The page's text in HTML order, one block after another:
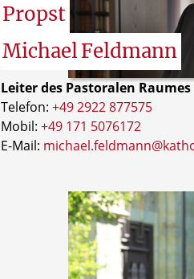
Propst
MichaelFeldmann
Leiter des Pastoralen Raumes
Telefon: +49 2922 877575
Mobil: +49 171 5076172
E-Mail: